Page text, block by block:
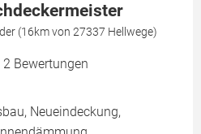
(16km von 27337 Hellwege)
Bewertungen
Neueindeckung,